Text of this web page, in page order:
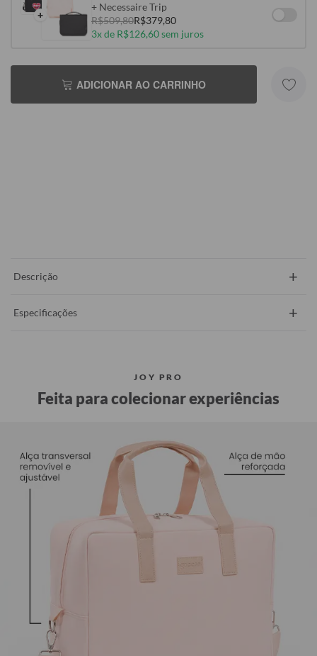
+
+ Necessaire Trip
R$509,80R$379,80
3x de R$126,60 sem juros
ADICIONAR AO CARRINHO
Descrição +
Especificações +
JOY PRO
Feita para colecionar experiências